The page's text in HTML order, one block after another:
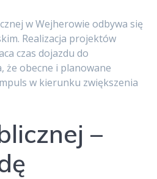
w Wejherowie odbywa się
Realizacja projektów
czas dojazdu do
że obecne i planowane
w kierunku zwiększenia
–